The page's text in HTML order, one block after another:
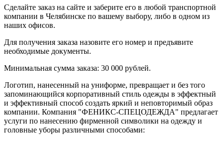
Сделайте заказ на сайте и заберите его в любой транспортной
компании в Челябинске по вашему выбору, либо в одном из
наших офисов.
Для получения заказа назовите его номер и предъявите
необходимые документы.
Минимальная сумма заказа: 30 000 рублей.
Логотип, нанесенный на униформе, превращает и без того
запоминающийся корпоративный стиль одежды в эффектный
и эффективный способ создать яркий и неповторимый образ
компании. Компания "ФЕНИКС-СПЕЦОДЕЖДА" предлагает
услуги по нанесению фирменной символики на одежду и
головные уборы различными способами: